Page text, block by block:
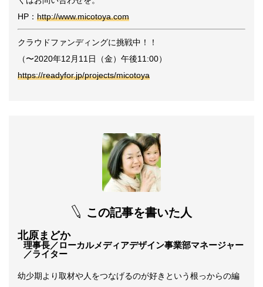
HP： http://www.micotoya.com
クラウドファンディングに挑戦中！！
（〜2020年12月11日（金）午後11:00）
https://readyfor.jp/projects/micotoya
この記事を書いた人
北原まどか
理事長／ローカルメディアデザイン事業部マネージャー
／ライター
幼少期より取材や人をつなげるのが好きという根っからの編